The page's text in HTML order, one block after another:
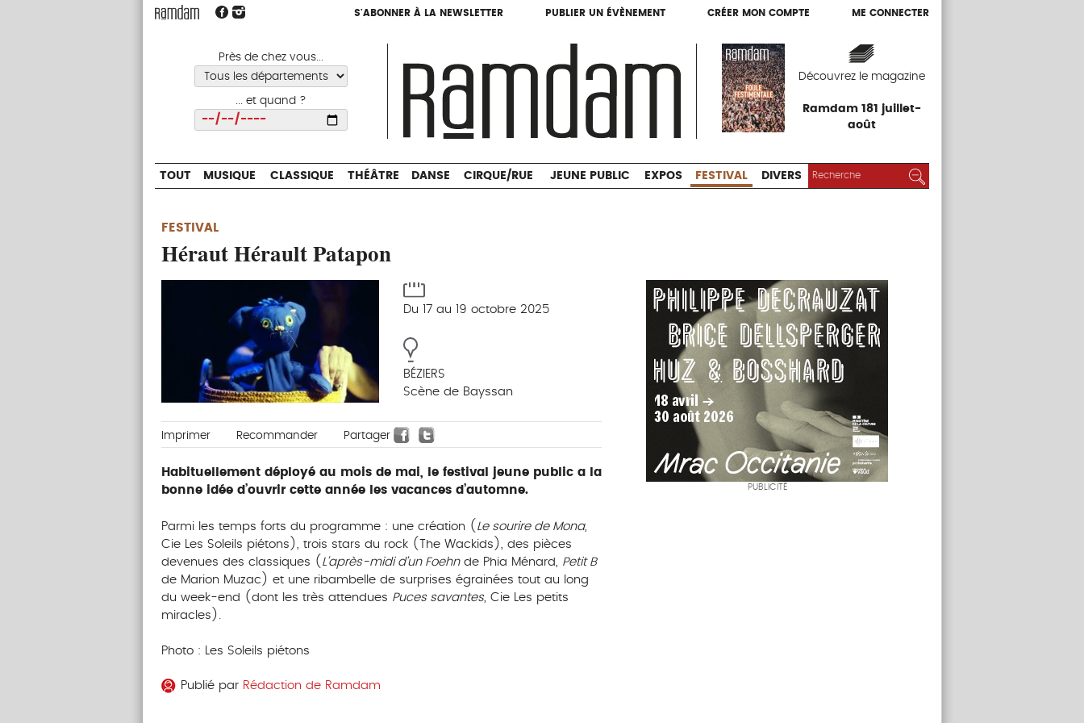
S'ABONNER À LA NEWSLETTER PUBLIER UN ÉVÈNEMENT CRÉER MON COMPTE ME CONNECTER
Près de chez vous...
... et quand ?
Découvrez le magazine
Ramdam 181 juillet-
août
S'ABONNER À LA NEWSLETTER PUBLIER UN ÉVÈNEMENT CRÉER MON COMPTE ME CONNECTER
CIRQUE/RUE JEUNE PUBLIC EXPOS
TOUT MUSIQUE CLASSIQUE THÉÂTRE DANSE CIRQUE/RUE JEUNE PUBLIC EXPOS FESTIVAL DIVERS RECHERCHER :
FESTIVAL
Héraut Hérault Patapon
Du 17 au 19 octobre 2025
BÉZIERS
Scène de Bayssan
Imprimer Recommander Partager
Habituellement déployé au mois de mai, le festival jeune public a la
bonne idée d’ouvrir cette année les vacances d’automne.
Parmi les temps forts du programme : une création ( Le sourire de Mona,
Cie Les Soleils piétons), trois stars du rock (The Wackids), des pièces
devenues des classiques ( L’après-midi d’un Foehnde Phia Ménard, Petit B
de Marion Muzac) et une ribambelle de surprises égrainées tout au long
du week-end (dont les très attendues Puces savantes, Cie Les petits
miracles).
Photo : Les Soleils piétons
Publié par Rédaction de Ramdam
PUBLICITÉ